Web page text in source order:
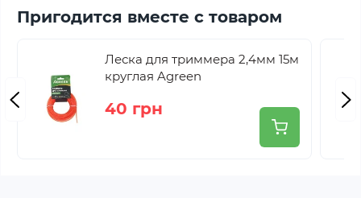
Объем в куб. см 50.8
топливного бака
0.75
Пригодится вместе с товаром
Леска для триммера 2,4мм 15м
круглая Agreen
40 грн